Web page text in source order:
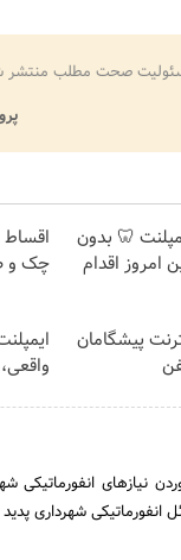
صحت مطلب
ایمپلنت 🦷 بدون
اقدام
چک و
پیشگامان
نیازهای‌
شهرداری‌